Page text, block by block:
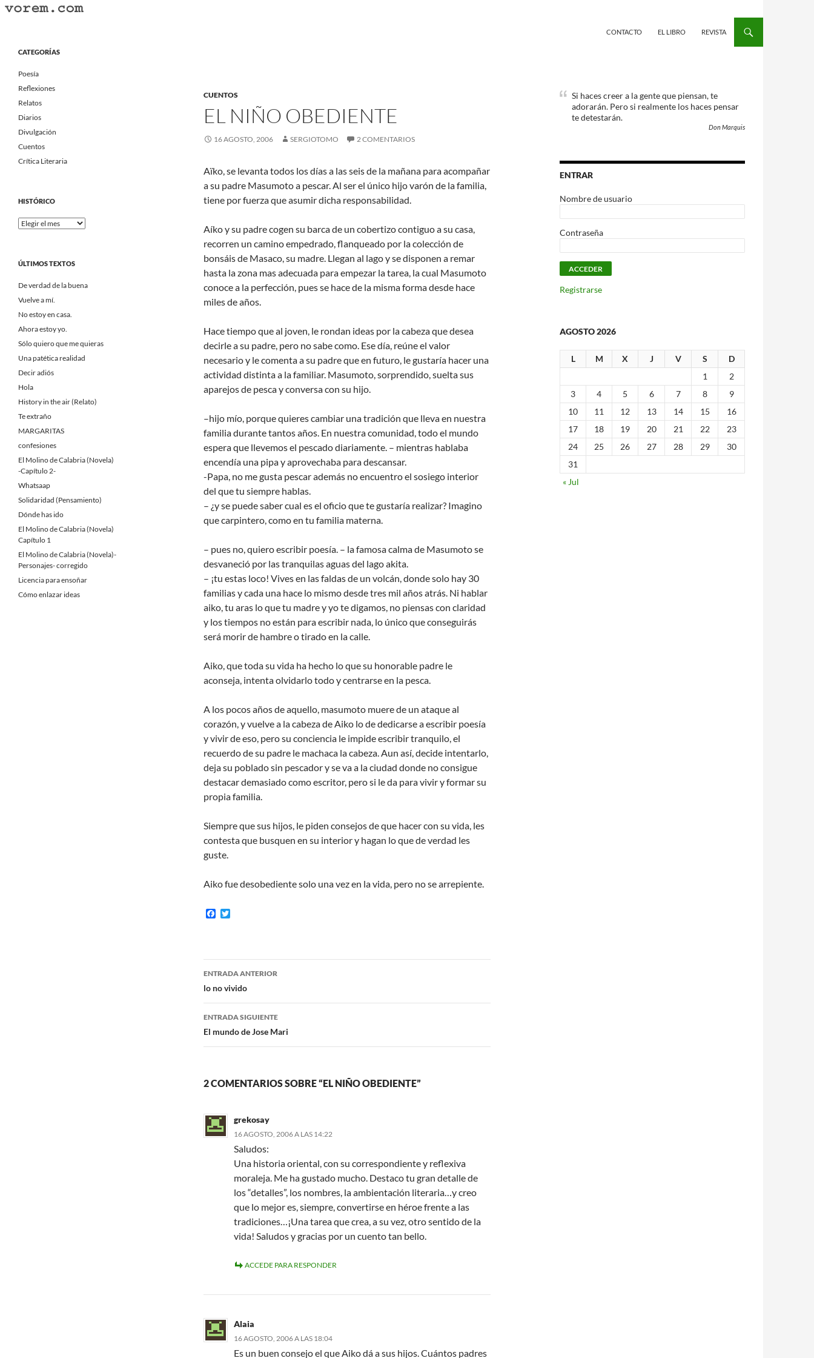
Saltar
CONTACTO EL LIBRO REVISTA
CUENTOS
EL NIÑO OBEDIENTE
16 AGOSTO, 2006 SERGIOTOMO 2 COMENTARIOS
Aïko, se levanta todos los días a las seis de la mañana para acompañar
a su padre Masumoto a pescar. Al ser el único hijo varón de la familia,
tiene por fuerza que asumir dicha responsabilidad.
Aíko y su padre cogen su barca de un cobertizo contiguo a su casa,
recorren un camino empedrado, flanqueado por la colección de
bonsáis de Masaco, su madre. Llegan al lago y se disponen a remar
hasta la zona mas adecuada para empezar la tarea, la cual Masumoto
conoce a la perfección, pues se hace de la misma forma desde hace
miles de años.
Hace tiempo que al joven, le rondan ideas por la cabeza que desea
decirle a su padre, pero no sabe como. Ese día, reúne el valor
necesario y le comenta a su padre que en futuro, le gustaría hacer una
actividad distinta a la familiar. Masumoto, sorprendido, suelta sus
aparejos de pesca y conversa con su hijo.
–hijo mío, porque quieres cambiar una tradición que lleva en nuestra
familia durante tantos años. En nuestra comunidad, todo el mundo
espera que llevemos el pescado diariamente. – mientras hablaba
encendía una pipa y aprovechaba para descansar.
-Papa, no me gusta pescar además no encuentro el sosiego interior
del que tu siempre hablas.
– ¿y se puede saber cual es el oficio que te gustaría realizar? Imagino
que carpintero, como en tu familia materna.
– pues no, quiero escribir poesía. – la famosa calma de Masumoto se
desvaneció por las tranquilas aguas del lago akita.
– ¡tu estas loco! Vives en las faldas de un volcán, donde solo hay 30
familias y cada una hace lo mismo desde tres mil años atrás. Ni hablar
aiko, tu aras lo que tu madre y yo te digamos, no piensas con claridad
y los tiempos no están para escribir nada, lo único que conseguirás
será morir de hambre o tirado en la calle.
Aiko, que toda su vida ha hecho lo que su honorable padre le
aconseja, intenta olvidarlo todo y centrarse en la pesca.
A los pocos años de aquello, masumoto muere de un ataque al
corazón, y vuelve a la cabeza de Aiko lo de dedicarse a escribir poesía
y vivir de eso, pero su conciencia le impide escribir tranquilo, el
recuerdo de su padre le machaca la cabeza. Aun así, decide intentarlo,
deja su poblado sin pescador y se va a la ciudad donde no consigue
destacar demasiado como escritor, pero si le da para vivir y formar su
propia familia.
Siempre que sus hijos, le piden consejos de que hacer con su vida, les
contesta que busquen en su interior y hagan lo que de verdad les
guste.
Aiko fue desobediente solo una vez en la vida, pero no se arrepiente.
F
o
o
e
r
Navegación
de
entradas
ENTRADA ANTERIOR
lo no vivido
ENTRADA SIGUIENTE
El mundo de Jose Mari
2 COMENTARIOS SOBRE “EL NIÑO OBEDIENTE”
grekosay
16 AGOSTO, 2006 A LAS 14:22
Saludos:
Una historia oriental, con su correspondiente y reflexiva
moraleja. Me ha gustado mucho. Destaco tu gran detalle de
los “detalles”, los nombres, la ambientación literaria…y creo
que lo mejor es, siempre, convertirse en héroe frente a las
tradiciones…¡Una tarea que crea, a su vez, otro sentido de la
vida! Saludos y gracias por un cuento tan bello.
ACCEDE PARA RESPONDER
Alaia
16 AGOSTO, 2006 A LAS 18:04
Es un buen consejo el que Aiko dá a sus hijos. Cuántos padres
Si haces creer a la gente que piensan, te
adorarán. Pero si realmente los haces pensar
te detestarán.
Don Marquis
ENTRAR
Nombre de usuario
Contraseña
Registrarse
AGOSTO 2026
L M X J V S
D
1
2
3
4 5 6 7 8
9
10
11 12 13 14 15
16
17
18 19 20 21 22
23
24
25 26 27 28 29
30
31
« Jul
Portal Literario Independiente
CATEGORÍAS
Poesía
Reflexiones
Relatos
Diarios
Divulgación
Cuentos
Crítica Literaria
HISTÓRICO
Histórico
ÚLTIMOS TEXTOS
De verdad de la buena
Vuelve a mí.
No estoy en casa.
Ahora estoy yo.
Sólo quiero que me quieras
Una patética realidad
Decir adiós
Hola
History in the air (Relato)
Te extraño
MARGARITAS
confesiones
El Molino de Calabria (Novela)
-Capítulo 2-
Whatsaap
Solidaridad (Pensamiento)
Dónde has ido
El Molino de Calabria (Novela)
Capítulo 1
El Molino de Calabria (Novela)-
Personajes- corregido
Licencia para ensoñar
Cómo enlazar ideas